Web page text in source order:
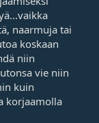
naarmuja tai
koskaan
niin
vie niin
kuin
korjaamolla